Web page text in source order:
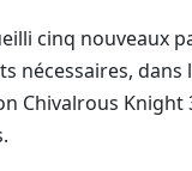
cinq nouveaux
nécessaires, dans
Chivalrous